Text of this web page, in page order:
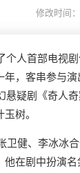
修改时间
人首部电视剧
年，客串参与
悬疑剧《奇人
树。
卫健、李冰冰
在剧中扮演